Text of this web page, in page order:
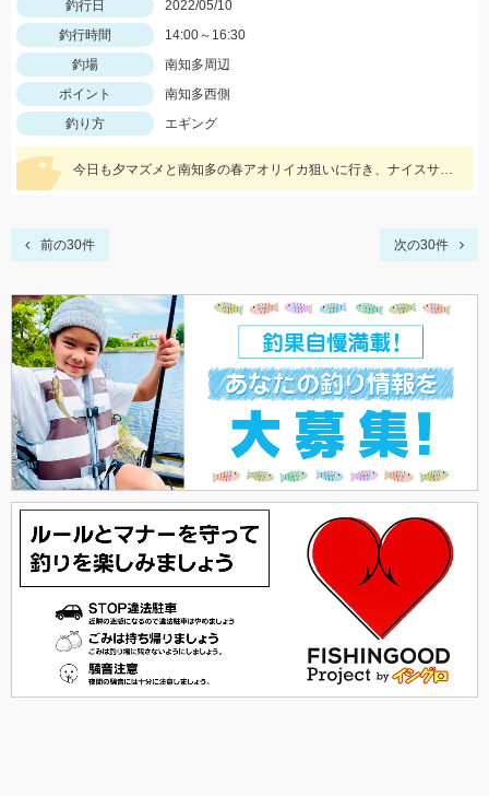
釣行日
2022/05/10
釣行時間
14:00～16:30
釣場
南知多周辺
ポイント
南知多西側
釣り方
エギング
今日も夕マズメと南知多の春アオリイカ狙いに行き、ナイスサイズのアオリイカに出会えました‼️
前の30件 次の30件